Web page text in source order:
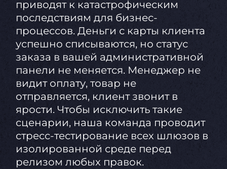
приводят к катастрофическим
последствиям для бизнес-
процессов. Деньги с карты клиента
успешно списываются, но статус
заказа в вашей административной
панели не меняется. Менеджер не
видит оплату, товар не
отправляется, клиент звонит в
ярости. Чтобы исключить такие
сценарии, наша команда проводит
стресс-тестирование всех шлюзов в
изолированной среде перед
релизом любых правок.